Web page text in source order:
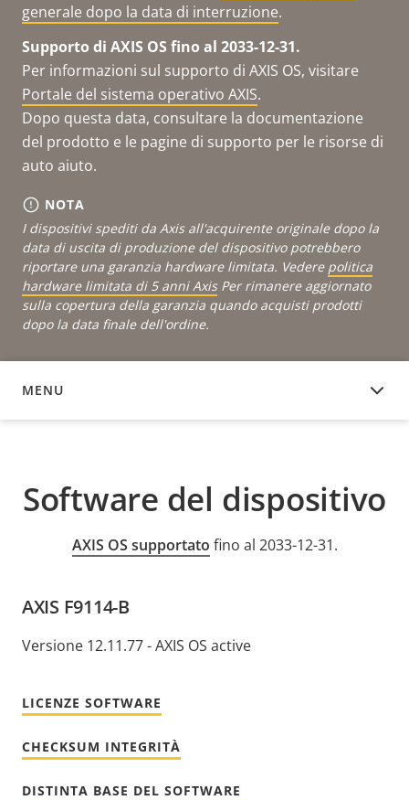
generale dopo la data di interruzione.
Supporto di AXIS OS fino al 2033-12-31.
Per informazioni sul supporto di AXIS OS, visitare
Portale del sistema operativo AXIS.
Dopo questa data, consultare la documentazione
del prodotto e le pagine di supporto per le risorse di
auto aiuto.
NOTA
I dispositivi spediti da Axis all'acquirente originale dopo la
data di uscita di produzione del dispositivo potrebbero
riportare una garanzia hardware limitata. Vedere politica
hardware limitata di 5 anni AxisPer rimanere aggiornato
sulla copertura della garanzia quando acquisti prodotti
dopo la data finale dell'ordine.
MENU
SOFTWARE DEL DISPOSITIVO
Software del dispositivo
AXIS OS supportato fino al 2033-12-31.
AXIS F9114-B
Versione 12.11.77 - AXIS OS active
LICENZE SOFTWARE
CHECKSUM INTEGRITÀ
DISTINTA BASE DEL SOFTWARE